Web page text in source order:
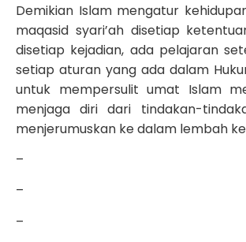
Demikian Islam mengatur
maqasid syari’ah disetiap
disetiap kejadian, ada pelajaran
setiap aturan yang ada dalam
untuk mempersulit umat Islam
menjaga diri dari tindakan-
menjerumuskan ke dalam lembah
–
–
–